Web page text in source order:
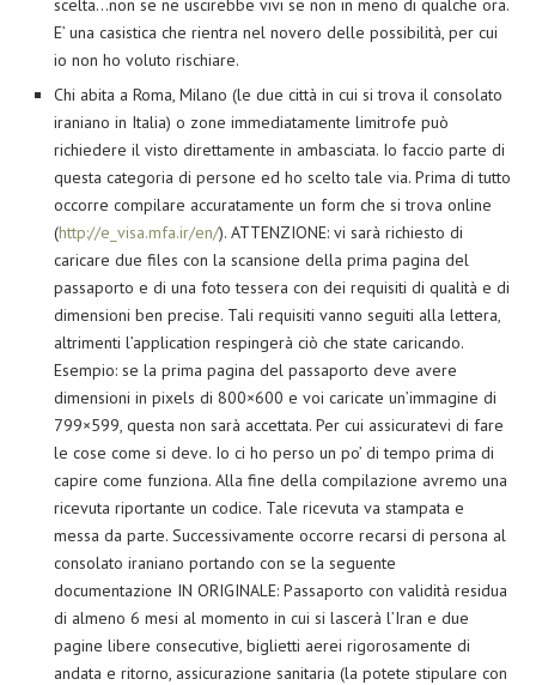
scelta…non se ne uscirebbe vivi se non in meno di qualche ora.
E’ una casistica che rientra nel novero delle possibilità, per cui
io non ho voluto rischiare.
Chi abita a Roma, Milano (le due città in cui si trova il consolato
iraniano in Italia) o zone immediatamente limitrofe può
richiedere il visto direttamente in ambasciata. Io faccio parte di
questa categoria di persone ed ho scelto tale via. Prima di tutto
occorre compilare accuratamente un form che si trova online
(http://e_visa.mfa.ir/en/). ATTENZIONE: vi sarà richiesto di
caricare due files con la scansione della prima pagina del
passaporto e di una foto tessera con dei requisiti di qualità e di
dimensioni ben precise. Tali requisiti vanno seguiti alla lettera,
altrimenti l’application respingerà ciò che state caricando.
Esempio: se la prima pagina del passaporto deve avere
dimensioni in pixels di 800×600 e voi caricate un’immagine di
799×599, questa non sarà accettata. Per cui assicuratevi di fare
le cose come si deve. Io ci ho perso un po’ di tempo prima di
capire come funziona. Alla fine della compilazione avremo una
ricevuta riportante un codice. Tale ricevuta va stampata e
messa da parte. Successivamente occorre recarsi di persona al
consolato iraniano portando con se la seguente
documentazione IN ORIGINALE: Passaporto con validità residua
di almeno 6 mesi al momento in cui si lascerà l’Iran e due
pagine libere consecutive, biglietti aerei rigorosamente di
andata e ritorno, assicurazione sanitaria (la potete stipulare con